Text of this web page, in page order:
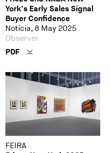
York’s Early Sales Signal
Buyer Confidence
Notícia, 8 May 2025
Observer
PDF
FEIRA